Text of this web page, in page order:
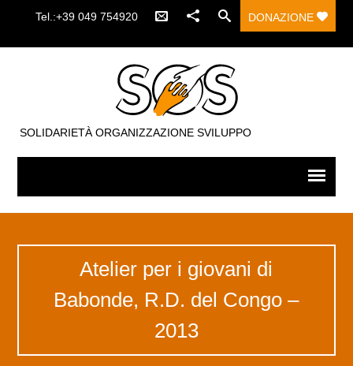
Tel.:+39 049 754920 DONAZIONE
SOLIDARIETÀ ORGANIZZAZIONE SVILUPPO
Atelier per i giovani di
Babonde, R.D. del Congo –
2013